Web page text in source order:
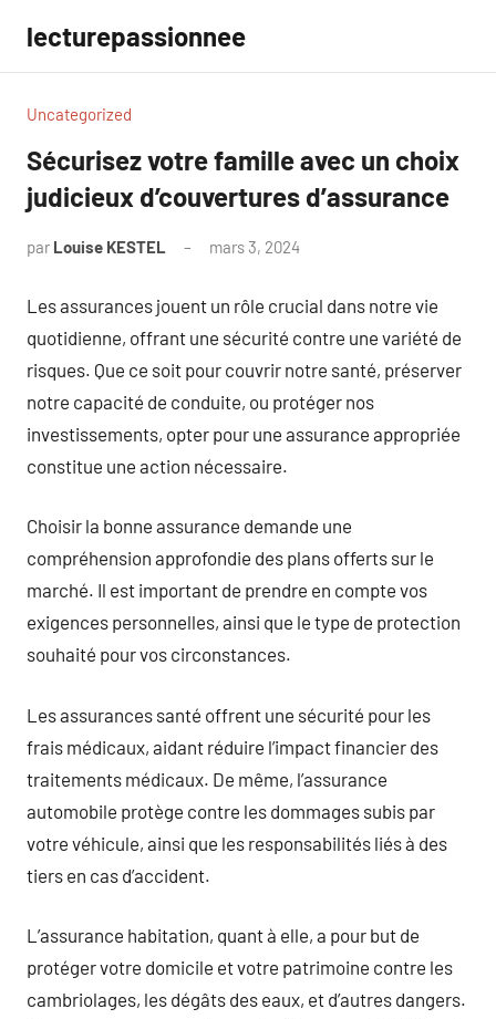
contenu
lecturepassionnee
Uncategorized
Sécurisez votre famille avec un choix
judicieux d’couvertures d’assurance
par Louise KESTEL mars 3, 2024
Les assurances jouent un rôle crucial dans notre vie
quotidienne, offrant une sécurité contre une variété de
risques. Que ce soit pour couvrir notre santé, préserver
notre capacité de conduite, ou protéger nos
investissements, opter pour une assurance appropriée
constitue une action nécessaire.
Choisir la bonne assurance demande une
compréhension approfondie des plans offerts sur le
marché. Il est important de prendre en compte vos
exigences personnelles, ainsi que le type de protection
souhaité pour vos circonstances.
Les assurances santé offrent une sécurité pour les
frais médicaux, aidant réduire l’impact financier des
traitements médicaux. De même, l’assurance
automobile protège contre les dommages subis par
votre véhicule, ainsi que les responsabilités liés à des
tiers en cas d’accident.
L’assurance habitation, quant à elle, a pour but de
protéger votre domicile et votre patrimoine contre les
cambriolages, les dégâts des eaux, et d’autres dangers.